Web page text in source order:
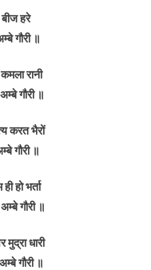
हरे
गौरी ॥
रानी
गौरी ॥
करत भैरों
गौरी ॥
हो भर्ता
गौरी ॥
मुद्रा धारी
गौरी ॥